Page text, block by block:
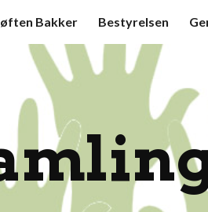
Skip to navigation
Bakker Bestyrelsen